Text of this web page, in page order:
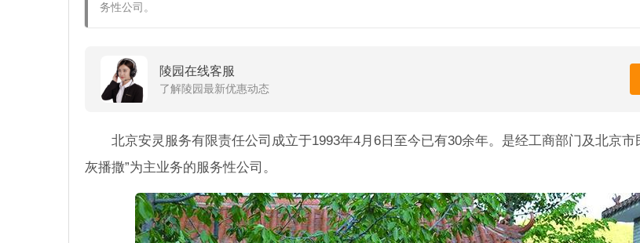
务性公司。
陵园在线客服
了解陵园最新优惠动态
北京安灵服务有限责任公司成立于1993年4月6日至今已有30余年。是经工商部门及北京市
灰播撒”为主业务的服务性公司。